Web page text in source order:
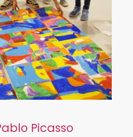
Picasso